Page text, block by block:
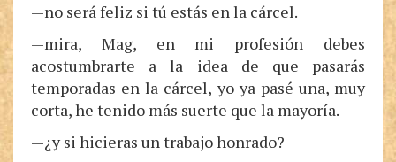
—no será feliz si tú estás en la cárcel.
—mira, Mag, en mi profesión debes
acostumbrarte a la idea de que pasarás
temporadas en la cárcel, yo ya pasé una, muy
corta, he tenido más suerte que la mayoría.
—¿y si hicieras un trabajo honrado?